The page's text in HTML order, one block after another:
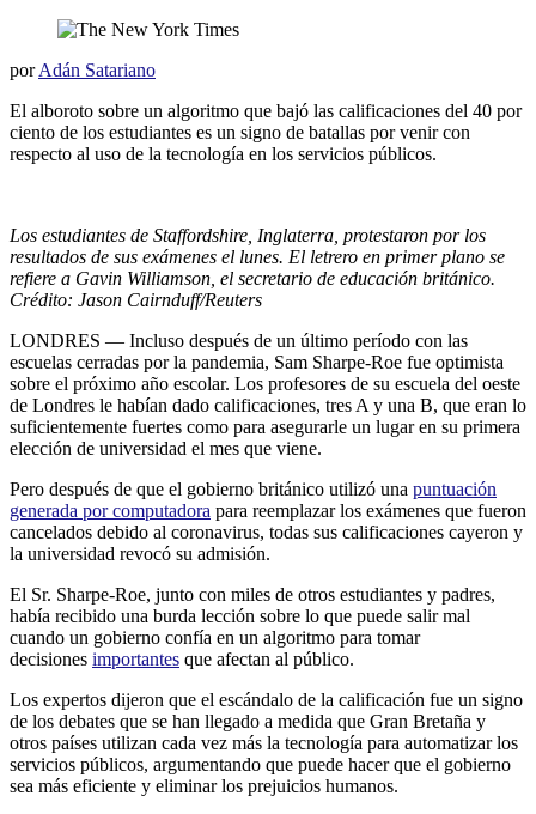
porAdán Satariano
El alboroto sobre un algoritmo que bajó las calificaciones del 40 por
ciento de los estudiantes es un signo de batallas por venir con
respecto al uso de la tecnología en los servicios públicos.
Los estudiantes de Staffordshire, Inglaterra, protestaron por los
resultados de sus exámenes el lunes. El letrero en primer plano se
refiere a Gavin Williamson, el secretario de educación británico.
Crédito: Jason Cairnduff/Reuters
LONDRES — Incluso después de un último período con las
escuelas cerradas por la pandemia, Sam Sharpe-Roe fue optimista
sobre el próximo año escolar. Los profesores de su escuela del oeste
de Londres le habían dado calificaciones, tres A y una B, que eran lo
suficientemente fuertes como para asegurarle un lugar en su primera
elección de universidad el mes que viene.
Pero después de que el gobierno británico utilizó una puntuación
generada por computadora para reemplazar los exámenes que fueron
cancelados debido al coronavirus, todas sus calificaciones cayeron y
la universidad revocó su admisión.
El Sr. Sharpe-Roe, junto con miles de otros estudiantes y padres,
había recibido una burda lección sobre lo que puede salir mal
cuando un gobierno confía en un algoritmo para tomar
decisiones importantes que afectan al público.
Los expertos dijeron que el escándalo de la calificación fue un signo
de los debates que se han llegado a medida que Gran Bretaña y
otros países utilizan cada vez más la tecnología para automatizar los
servicios públicos, argumentando que puede hacer que el gobierno
sea más eficiente y eliminar los prejuicios humanos.